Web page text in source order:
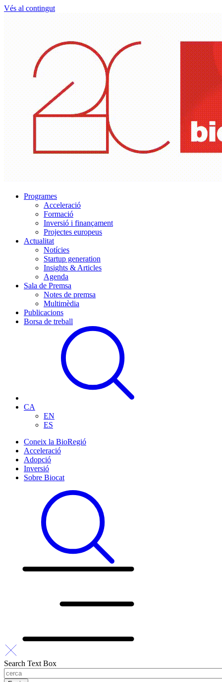
Vés al contingut
Programes
Acceleració
Formació
Inversió i finançament
Projectes europeus
Actualitat
Notícies
Startup generation
Insights & Articles
Agenda
Sala de Premsa
Notes de premsa
Multimèdia
Publicacions
Borsa de treball
CA
EN
ES
Coneix la BioRegió
Acceleració
Adopció
Inversió
Sobre Biocat
Search Text Box